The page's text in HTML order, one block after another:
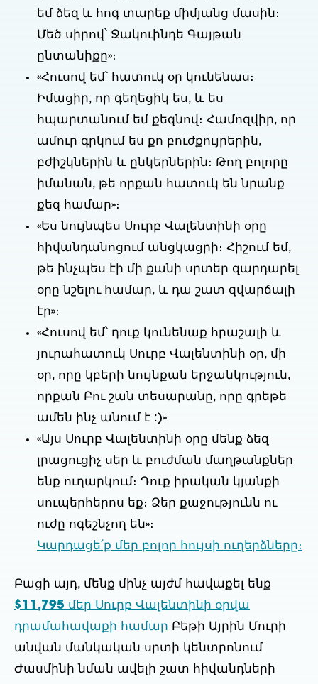
եմ ձեզ և հոգ տարեք միմյանց մասին։
Մեծ սիրով՝ Ջակուինդե Գայթան
ընտանիքը»։
«Հուսով եմ՝ հատուկ օր կունենաս։
Իմացիր, որ գեղեցիկ ես, և ես
հպարտանում եմ քեզնով։ Համոզվիր, որ
ամուր գրկում ես քո բուժքույրերին,
բժիշկներին և ընկերներին։ Թող բոլորը
իմանան, թե որքան հատուկ են նրանք
քեզ համար»։
«Ես նույնպես Սուրբ Վալենտինի օրը
հիվանդանոցում անցկացրի։ Հիշում եմ,
թե ինչպես էի մի քանի սրտեր զարդարել
օրը նշելու համար, և դա շատ զվարճալի
էր»։
«Հուսով եմ՝ դուք կունենաք հրաշալի և
յուրահատուկ Սուրբ Վալենտինի օր, մի
օր, որը կբերի նույնքան երջանկություն,
որքան Բու շան տեսարանը, որը գրեթե
ամեն ինչ անում է :)»
«Այս Սուրբ Վալենտինի օրը մենք ձեզ
լրացուցիչ սեր և բուժման մաղթանքներ
ենք ուղարկում։ Դուք իրական կյանքի
սուպերհերոս եք։ Ձեր քաջությունն ու
ուժը ոգեշնչող են»։
Կարդացե՛ք մեր բոլոր հույսի ուղերձները։
Բացի այդ, մենք մինչ այժմ հավաքել ենք
$11,795 մեր Սուրբ Վալենտինի օրվա
դրամահավաքի համար Բեթի Այրին Մուրի
անվան մանկական սրտի կենտրոնում
Ժասմինի նման ավելի շատ հիվանդների